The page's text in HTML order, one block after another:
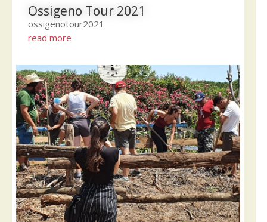
Ossigeno Tour 2021
ossigenotour2021
read more